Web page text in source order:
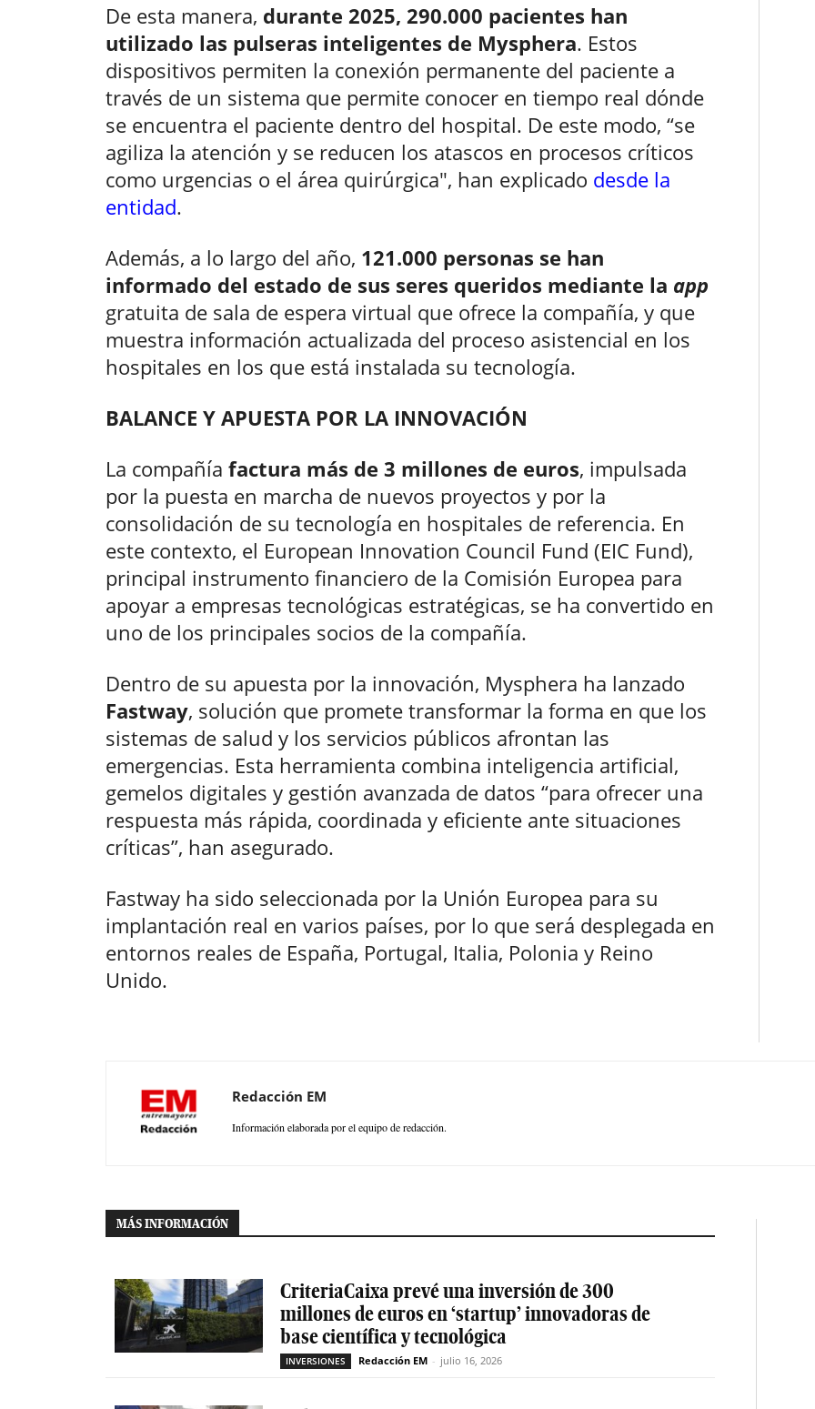
De esta manera, durante 2025, 290.000 pacientes han
utilizado las pulseras inteligentes de Mysphera. Estos
dispositivos permiten la conexión permanente del paciente a
través de un sistema que permite conocer en tiempo real dónde
se encuentra el paciente dentro del hospital. De este modo, “se
agiliza la atención y se reducen los atascos en procesos críticos
como urgencias o el área quirúrgica", han explicado desde la
entidad.
Además, a lo largo del año, 121.000 personas se han
informado del estado de sus seres queridos mediante la app
gratuita de sala de espera virtual que ofrece la compañía, y que
muestra información actualizada del proceso asistencial en los
hospitales en los que está instalada su tecnología.
BALANCE Y APUESTA POR LA INNOVACIÓN
La compañía factura más de 3 millones de euros, impulsada
por la puesta en marcha de nuevos proyectos y por la
consolidación de su tecnología en hospitales de referencia. En
este contexto, el European Innovation Council Fund (EIC Fund),
principal instrumento financiero de la Comisión Europea para
apoyar a empresas tecnológicas estratégicas, se ha convertido en
uno de los principales socios de la compañía.
Dentro de su apuesta por la innovación, Mysphera ha lanzado
Fastway, solución que promete transformar la forma en que los
sistemas de salud y los servicios públicos afrontan las
emergencias. Esta herramienta combina inteligencia artificial,
gemelos digitales y gestión avanzada de datos “para ofrecer una
respuesta más rápida, coordinada y eficiente ante situaciones
críticas”, han asegurado.
Fastway ha sido seleccionada por la Unión Europea para su
implantación real en varios países, por lo que será desplegada en
entornos reales de España, Portugal, Italia, Polonia y Reino
Unido.
Redacción EM
Información elaborada por el equipo de redacción.
MÁS INFORMACIÓN
CriteriaCaixa prevé una inversión de 300
millones de euros en ‘startup’ innovadoras de
base científica y tecnológica
INVERSIONES Redacción EM - julio 16, 2026